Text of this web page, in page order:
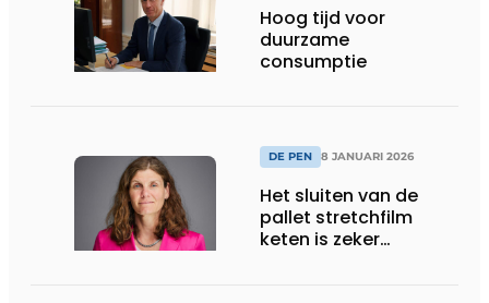
Hoog tijd voor
duurzame
consumptie
DE PEN 8 JANUARI 2026
Het sluiten van de
pallet stretchfilm
keten is zeker